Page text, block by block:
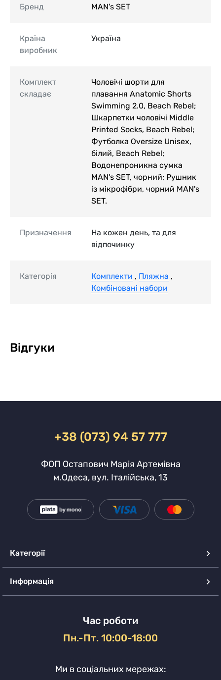
Бренд MAN's SET
Країна
виробник
Україна
Комплект
складає
Чоловічі шорти для
плавання Anatomic Shorts
Swimming 2.0, Beach Rebel;
Шкарпетки чоловічі Middle
Printed Socks, Beach Rebel;
Футболка Oversize Unisex,
білий, Beach Rebel;
Водонепроникна сумка
MAN's SET, чорний; Рушник
із мікрофібри, чорний MAN's
SET.
Призначення
На кожен день, та для
відпочинку
Категорія Комплекти , Пляжна ,
Комбіновані набори
Відгуки
+38 (073) 94 57 777
ФОП Остапович Марія Артемівна
м.Одеса, вул. Італійська, 13
Категорії
Інформація
Час роботи
Пн.-Пт. 10:00-18:00
Ми в соціальних мережах: